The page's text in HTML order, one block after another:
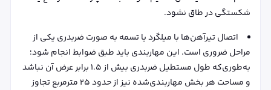
شکستگی در طاق نشود.
اتصال تیرآهن‌ها با میلگرد یا تسمه به صورت ضربدری یکی از
مراحل ضروری است. این مهاربندی باید طبق ضوابط انجام شود؛
به‌طوری‌که طول مستطیل ضربدری بیش از ۱.۵ برابر عرض آن نباشد
و مساحت هر بخش مهاربندی‌شده نیز از حدود ۲۵ مترمربع تجاوز